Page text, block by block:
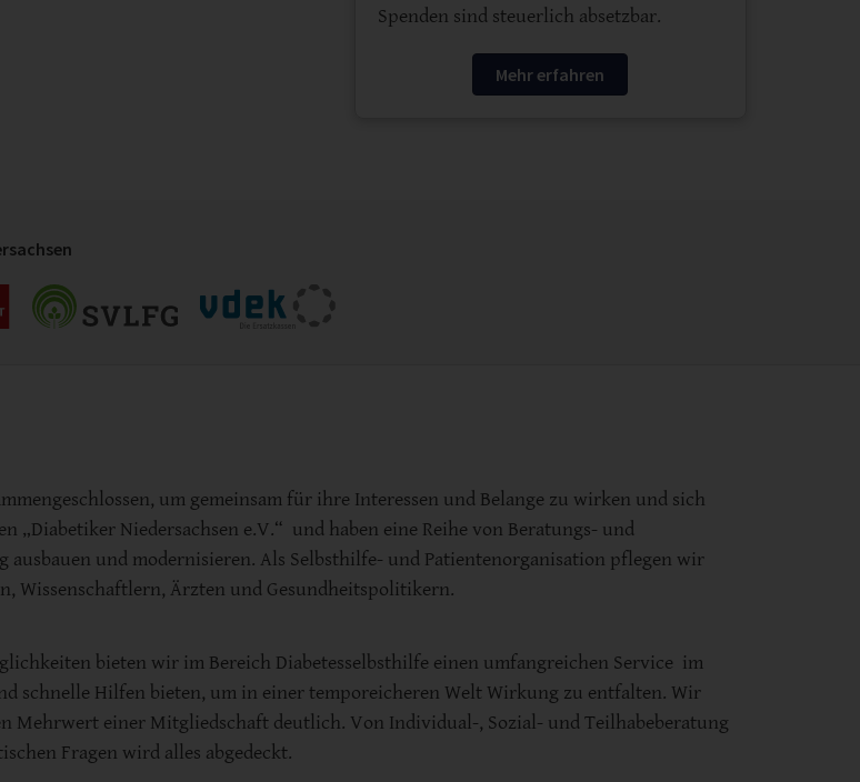
Spenden sind steuerlich absetzbar.
Mehr erfahren
um gemeinsam für ihre Interessen und Belange zu wirken und sich
„Diabetiker Niedersachsen e.V.“ und haben eine Reihe von Beratungs- und
und modernisieren. Als Selbsthilfe- und Patientenorganisation pflegen wir
Wissenschaftlern, Ärzten und Gesundheitspolitikern.
bieten wir im Bereich Diabetesselbsthilfe einen umfangreichen Service im
schnelle Hilfen bieten, um in einer temporeicheren Welt Wirkung zu entfalten. Wir
Mehrwert einer Mitgliedschaft deutlich. Von Individual-, Sozial- und Teilhabeberatung
Fragen wird alles abgedeckt.